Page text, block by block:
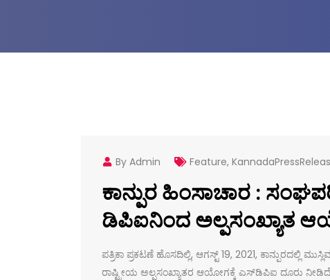
By Admin Feature,
ಕಾನ್ಪುರ ಹಿಂಸಾಚಾರ :
ಡಿಪಿಐನಿಂದ ಅಲ್ಪಸಂಖ್ಯಾತ
ಪತ್ರಿಕಾ ಪ್ರಕಟಣೆ ಹೊಸದಿಲ್ಲಿ, ಆಗಸ್ಟ್ 19, 2021, ಕಾನ್ಪುರದಲ್ಲಿ
ರಾಷ್ಟ್ರೀಯ ಅಲ್ಪಸಂಖ್ಯಾತರ ಆಯೋಗಕ್ಕೆ ಎಸ್‌ಡಿಪಿಐ ದೂರು